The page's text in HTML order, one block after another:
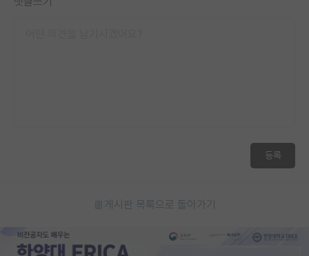
등록
게시판 목록으로 돌아가기